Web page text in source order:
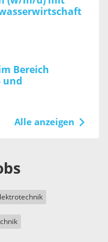
Bereich
und
Alle anzeigen